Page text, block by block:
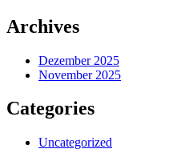
Archives
Dezember 2025
November 2025
Categories
Uncategorized